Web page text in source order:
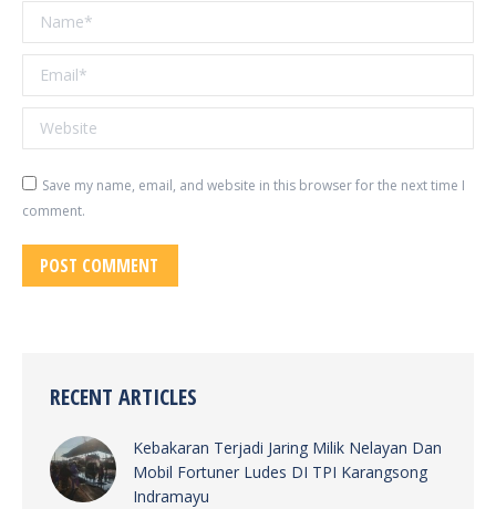
Name *
Email *
Website
Save my name, email, and website in this browser for the next time I
comment.
POST COMMENT
RECENT ARTICLES
Kebakaran Terjadi Jaring Milik Nelayan Dan
Mobil Fortuner Ludes DI TPI Karangsong
Indramayu